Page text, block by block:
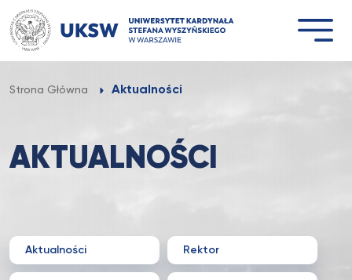
Przejdź
do
treści
Strona Główna Aktualności
AKTUALNOŚCI
Aktualności Rektor